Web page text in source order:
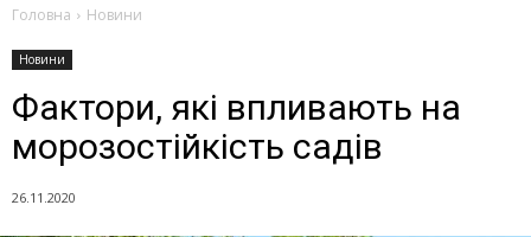
Головна Новини
Новини
Фактори, які впливають на
морозостійкість садів
26.11.2020